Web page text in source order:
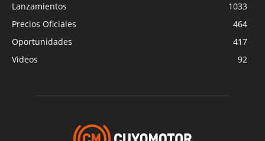
Lanzamientos
1033
Precios Oficiales
464
Oportunidades
417
Videos
92